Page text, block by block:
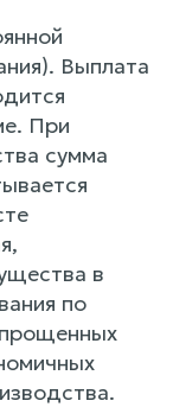
Выплата
При
сумма
в
по